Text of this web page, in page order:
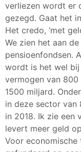
verliezen wordt er
gezegd. Gaat het
Het credo, ‘met
We zien het aan
pensioenfondsen.
wordt is het wel bij
vermogen van
1500 miljard.
in deze sector
in 2018. Ik zie een
levert meer geld
Voor economische